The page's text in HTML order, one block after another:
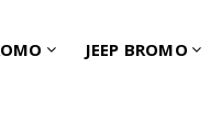
JEEP BROMO